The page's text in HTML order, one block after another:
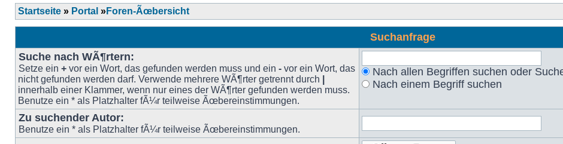
Startseite » Portal »Foren-Ãœbersicht
Suchanfrage
Suche nach WÃ¶rtern:
Setze ein + vor ein Wort, das gefunden werden muss und ein - vor ein Wort, das
nicht gefunden werden darf. Verwende mehrere WÃ¶rter getrennt durch
innerhalb einer Klammer, wenn nur eines der WÃ¶rter gefunden werden muss.
Benutze ein * als Platzhalter fÃ¼r teilweise Ãœbereinstimmungen.
Nach allen Begriffen suchen oder
Nach einem Begriff suchen
Zu suchender Autor:
Benutze ein * als Platzhalter fÃ¼r teilweise Ãœbereinstimmungen.